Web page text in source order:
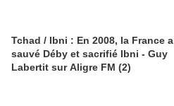
Tchad / Ibni : En 2008, la France a
sauvé Déby et sacrifié Ibni - Guy
Labertit sur Aligre FM (2)